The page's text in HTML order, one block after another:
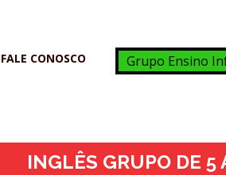
FALE CONOSCO Grupo Ensino
INGLÊS GRUPO DE